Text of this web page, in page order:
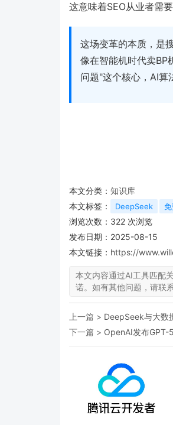
这意味着SEO从业者需
这场变革的本质，是
像在智能机时代卖
问题"这个核心，AI算
本文分类： 知识库
本文标签：
DeepSeek
浏览次数： 322 次浏览
发布日期：2025-08-15
本文链接： https://
本文内容通过AI工具匹配
诺。如有其他问题，请联
上一篇 > DeepSeek与大数
下一篇 > OpenAI发布GPT-